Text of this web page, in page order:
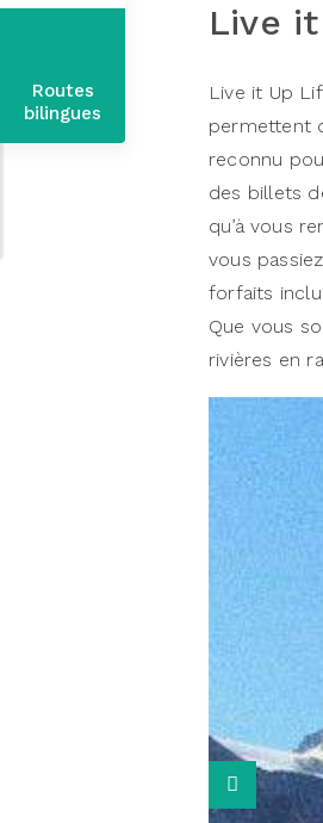
Routes
bilingues
Live
Live it Up
permettent
reconnu
des billets
qu’à vous
vous
forfaits
Que vous
rivières en